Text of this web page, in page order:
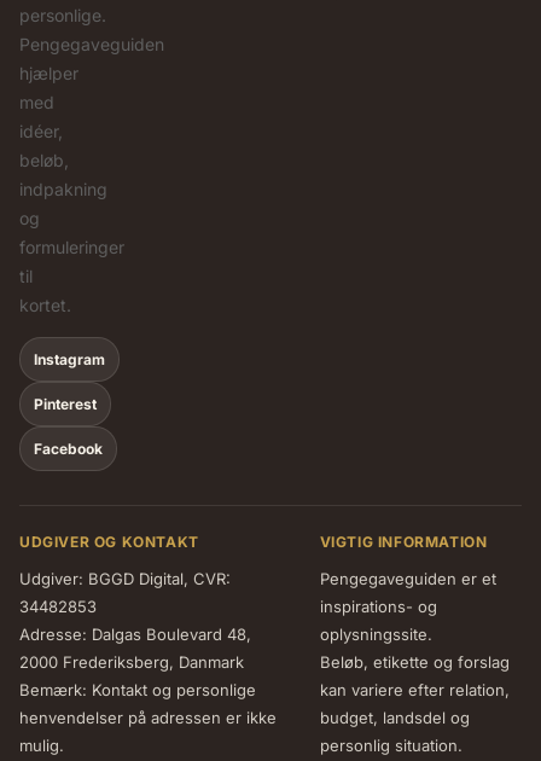
personlige.
Pengegaveguiden
hjælper
med
idéer,
beløb,
indpakning
og
formuleringer
til
kortet.
Instagram
Pinterest
Facebook
UDGIVER OG KONTAKT
Udgiver: BGGD Digital, CVR:
34482853
Adresse: Dalgas Boulevard 48,
2000 Frederiksberg, Danmark
Bemærk: Kontakt og personlige
henvendelser på adressen er ikke
mulig.
VIGTIG INFORMATION
Pengegaveguiden er et
inspirations- og
oplysningssite.
Beløb, etikette og forslag
kan variere efter relation,
budget, landsdel og
personlig situation.